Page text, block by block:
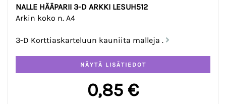
NALLE HÄÄPARII 3-D ARKKI LESUH512
Arkin koko n. A4
3-D Korttiaskarteluun kauniita malleja .
0,85 €